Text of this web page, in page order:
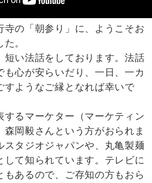
寺の「朝参り」に、ようこそお
。
短い法話をしております。法話
も心が安らいだり、一日、一カ
すようなご縁となれば幸いで
するマーケター（マーケティン
森岡毅さんという方がおられま
スタジオジャパンや、丸亀製麺
して知られています。テレビに
もあるので、ご存知の方もおら